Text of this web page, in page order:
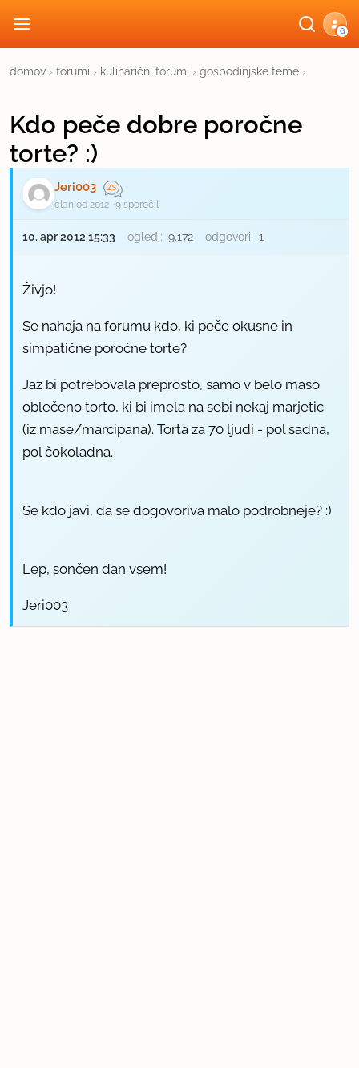
G
domov › forumi › kulinarični forumi › gospodinjske teme ›
Kdo peče dobre poročne
torte? :)
Jeri003
član od 2012 9 sporočil
10. apr 2012 15:33 ogledi: 9.172 odgovori: 1
Živjo!
Se nahaja na forumu kdo, ki peče okusne in
simpatične poročne torte?
Jaz bi potrebovala preprosto, samo v belo maso
oblečeno torto, ki bi imela na sebi nekaj marjetic
(iz mase/marcipana). Torta za 70 ljudi - pol sadna,
pol čokoladna.
Se kdo javi, da se dogovoriva malo podrobneje? :)
Lep, sončen dan vsem!
Jeri003